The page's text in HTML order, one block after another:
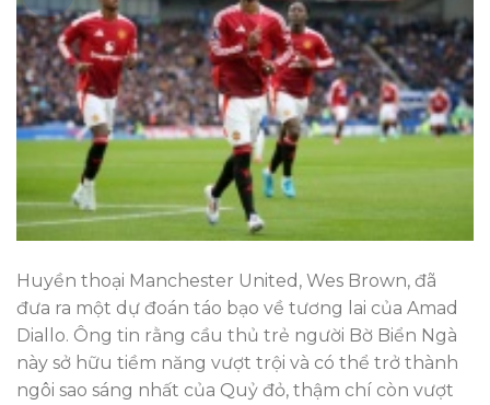
Huyền thoại Manchester United, Wes Brown, đã
đưa ra một dự đoán táo bạo về tương lai của Amad
Diallo. Ông tin rằng cầu thủ trẻ người Bờ Biển Ngà
này sở hữu tiềm năng vượt trội và có thể trở thành
ngôi sao sáng nhất của Quỷ đỏ, thậm chí còn vượt